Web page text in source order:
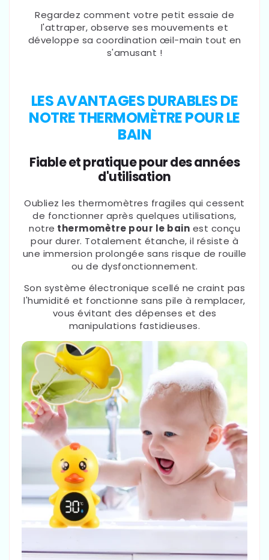
Regardez comment votre petit essaie de
l'attraper, observe ses mouvements et
développe sa coordination œil-main tout en
s'amusant !
LES AVANTAGES DURABLES DE
NOTRE THERMOMÈTRE POUR LE
BAIN
Fiable et pratique pour des années
d'utilisation
Oubliez les thermomètres fragiles qui cessent
de fonctionner après quelques utilisations,
notre thermomètre pour le bain est conçu
pour durer. Totalement étanche, il résiste à
une immersion prolongée sans risque de rouille
ou de dysfonctionnement.
Son système électronique scellé ne craint pas
l'humidité et fonctionne sans pile à remplacer,
vous évitant des dépenses et des
manipulations fastidieuses.